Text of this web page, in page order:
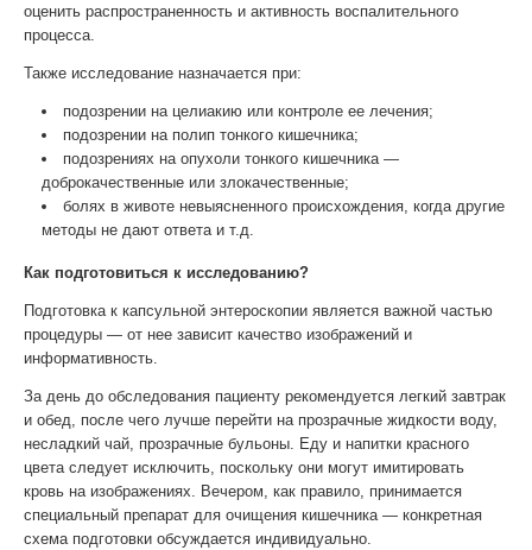
оценить распространенность и активность воспалительного
процесса.
Также исследование назначается при:
подозрении на целиакию или контроле ее лечения;
подозрении на полип тонкого кишечника;
подозрениях на опухоли тонкого кишечника —
доброкачественные или злокачественные;
болях в животе невыясненного происхождения, когда другие
методы не дают ответа и т.д.
Как подготовиться к исследованию?
Подготовка к капсульной энтероскопии является важной частью
процедуры — от нее зависит качество изображений и
информативность.
За день до обследования пациенту рекомендуется легкий завтрак
и обед, после чего лучше перейти на прозрачные жидкости воду,
несладкий чай, прозрачные бульоны. Еду и напитки красного
цвета следует исключить, поскольку они могут имитировать
кровь на изображениях. Вечером, как правило, принимается
специальный препарат для очищения кишечника — конкретная
схема подготовки обсуждается индивидуально.